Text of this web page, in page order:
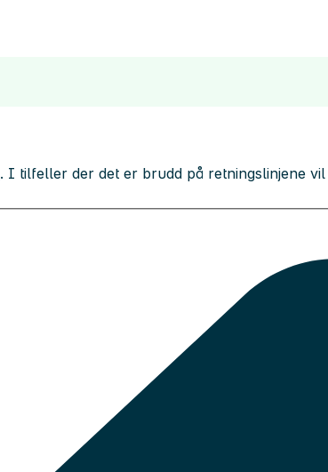
. I tilfeller der det er brudd på retningslinjene